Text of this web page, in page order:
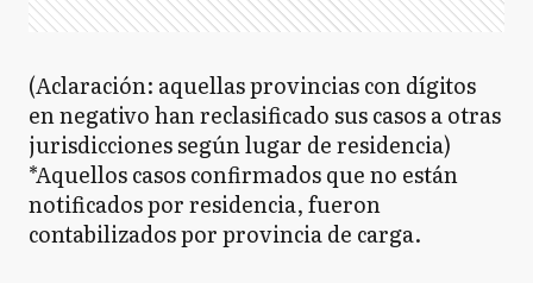
(Aclaración: aquellas provincias con dígitos
en negativo han reclasificado sus casos a otras
jurisdicciones según lugar de residencia)
*Aquellos casos confirmados que no están
notificados por residencia, fueron
contabilizados por provincia de carga.